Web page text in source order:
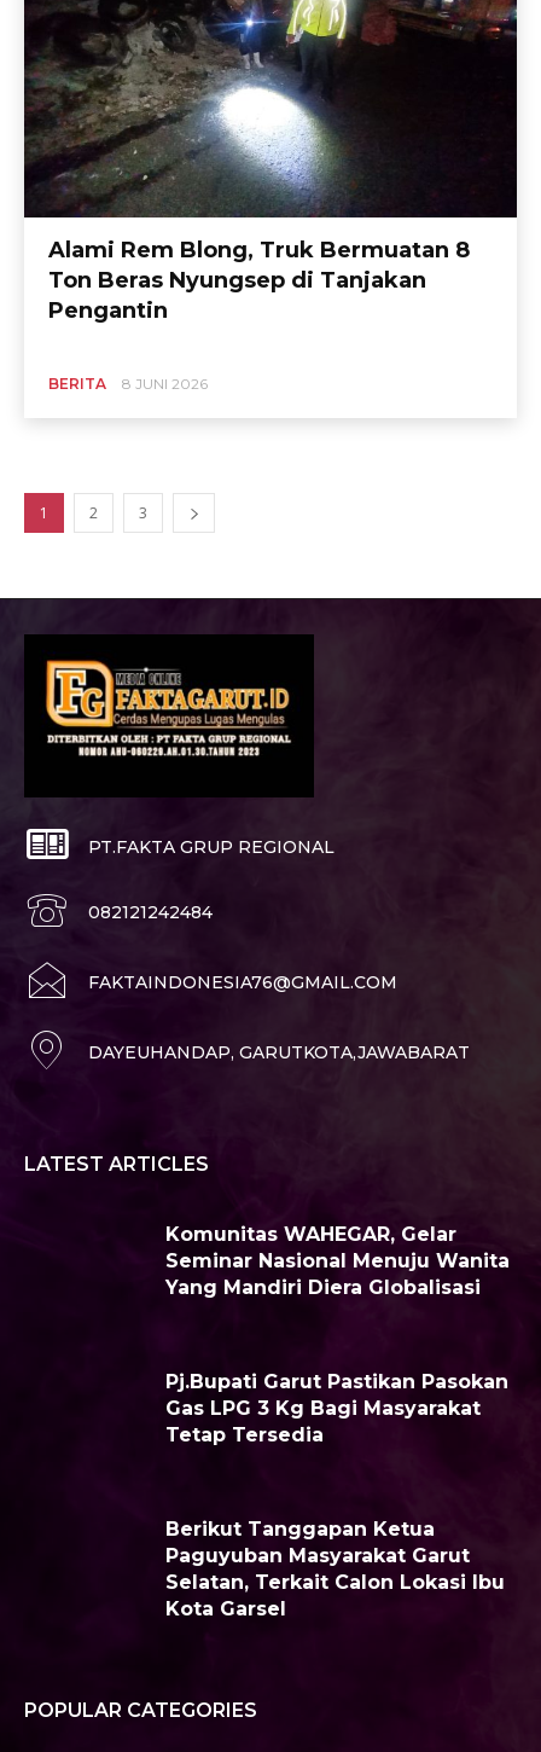
Alami Rem Blong, Truk Bermuatan 8
Ton Beras Nyungsep di Tanjakan
Pengantin
BERITA 8 JUNI 2026
1 2 3
PT.FAKTA GRUP REGIONAL
082121242484
FAKTAINDONESIA76@GMAIL.COM
DAYEUHANDAP, GARUTKOTA,JAWABARAT
LATEST ARTICLES
Komunitas WAHEGAR, Gelar
Seminar Nasional Menuju Wanita
Yang Mandiri Diera Globalisasi
Pj.Bupati Garut Pastikan Pasokan
Gas LPG 3 Kg Bagi Masyarakat
Tetap Tersedia
Berikut Tanggapan Ketua
Paguyuban Masyarakat Garut
Selatan, Terkait Calon Lokasi Ibu
Kota Garsel
POPULAR CATEGORIES